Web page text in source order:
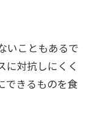
いこともあるで
に対抗しにくく
できるものを食